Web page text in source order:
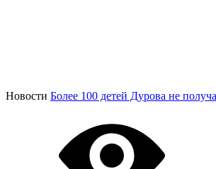
Новости Более 100 детей Дурова не